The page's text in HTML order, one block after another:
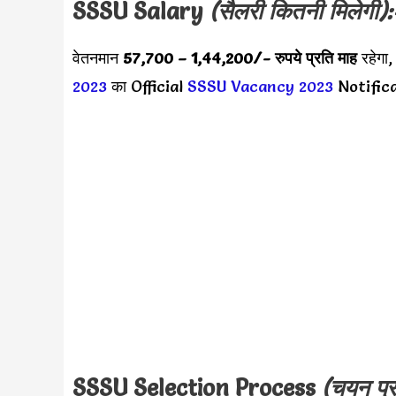
SSSU Salary (सैलरी कितनी
वेतनमान 57,700 – 1,44,200/- रुपये प्रति माह
2023का Official SSSU Vacancy 2023
SSSU Selection Process (चयन